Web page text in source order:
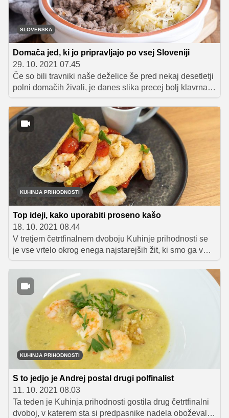
SLOVENSKA
Domača jed, ki jo pripravljajo po vsej Sloveniji
29. 10. 2021 07.45
Če so bili travniki naše deželice še pred nekaj desetletji
polni domačih živali, je danes slika precej bolj klavrna.
Med vožnjo lahko le še tu in tam vidimo kakšno majhno
čredo krav, konjev ali drobnice, vse več travnatih površin
pa prerašča grmovje. A ko obiščemo raj pod Grintovci,
se podoba sodobnega sveta povsem spremeni. Na
čudovitem travniku ob starodavnem jesenskem
drevoredu namreč naletimo na cingljanje zvoncev živali,
ki se prosto pasejo na prostranih pašnikih. In to niso
običajne živali, temveč take, ki si zaslužijo prav
posebno pozornost in spoštovanje. Preverite, zakaj!
KUHINJA PRIHODNOSTI
Top ideji, kako uporabiti proseno kašo
18. 10. 2021 08.44
V tretjem četrtfinalnem dvoboju Kuhinje prihodnosti se
je vse vrtelo okrog enega najstarejših žit, ki smo ga v
preteklih desetletjih skoraj povsem pozabili, a na srečo
sedaj v kulinariki ponovno pridobiva na veljavi. Gre za
proso, ki sta ga tako Anže Kuplenik, kot tudi Maša
Trubačev v svoji glavni jedi vključila na zelo zanimiv
način. Žiranti so imeli težko nalogo, a so se na koncu
odločili, da gre zmaga v roke ... – preverite v
videoprispevku!
KUHINJA PRIHODNOSTI
S to jedjo je Andrej postal drugi polfinalist
11. 10. 2021 08.03
Ta teden je Kuhinja prihodnosti gostila drug četrtfinalni
dvoboj, v katerem sta si predpasnike nadela oboževalka